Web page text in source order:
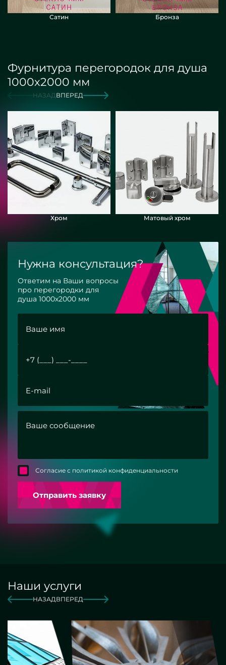
Сатин Бронза
Фурнитура перегородок для душа
1000х2000 мм
НАЗАДВПЕРЕД
Хром Матовый хром
Нужна консультация?
Ответим на Ваши вопросы
про перегородки для
душа 1000х2000 мм
Согласие с политикой конфиденциальности
Отправить заявку
Наши услуги
НАЗАДВПЕРЕД